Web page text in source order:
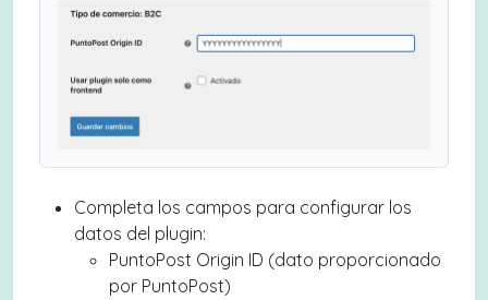
Completa los campos para configurar los
datos del plugin:
PuntoPost Origin ID (dato proporcionado
por PuntoPost)